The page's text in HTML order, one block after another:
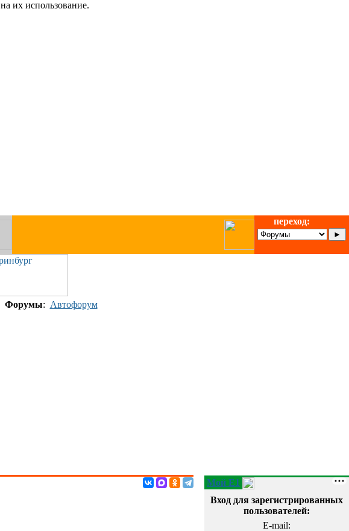
на их использование.
переход:
Форумы: Автофорум
Мой E1
Вход для зарегистрированных
пользователей:
E-mail: